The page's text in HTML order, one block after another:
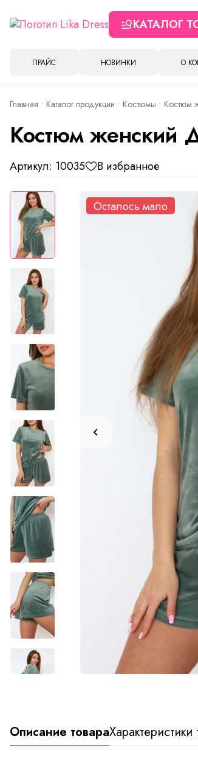
КАТАЛОГ
ПРАЙС НОВИНКИ О
Главная Каталог продукции Костюмы Костюм
Костюм женский
Артикул: 10035 В избранное
Осталось мало
Описание товараХарактеристики